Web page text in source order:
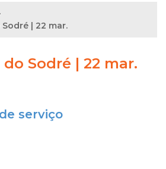
Sodré | 22 mar.
do Sodré | 22 mar.
serviço